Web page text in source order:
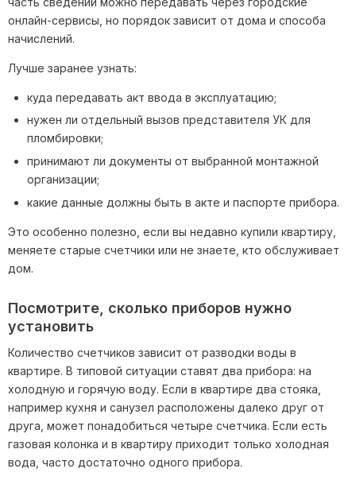
онлайн-сервисы, но порядок зависит от дома и способа
начислений.
Лучше заранее узнать:
куда передавать акт ввода в эксплуатацию;
нужен ли отдельный вызов представителя УК для
пломбировки;
принимают ли документы от выбранной монтажной
организации;
какие данные должны быть в акте и паспорте прибора.
Это особенно полезно, если вы недавно купили квартиру,
меняете старые счетчики или не знаете, кто обслуживает
дом.
Посмотрите, сколько приборов нужно
установить
Количество счетчиков зависит от разводки воды в
квартире. В типовой ситуации ставят два прибора: на
холодную и горячую воду. Если в квартире два стояка,
например кухня и санузел расположены далеко друг от
друга, может понадобиться четыре счетчика. Если есть
газовая колонка и в квартиру приходит только холодная
вода, часто достаточно одного прибора.